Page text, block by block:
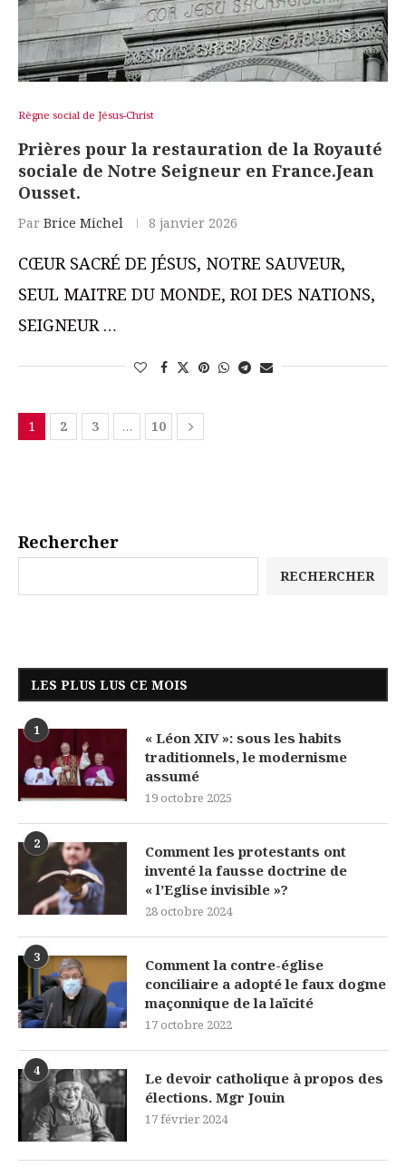
Règne social de Jésus-Christ
Prières pour la restauration de la Royauté
sociale de Notre Seigneur en France.Jean
Ousset.
Par Brice Michel 8 janvier 2026
CŒUR SACRÉ DE JÉSUS, NOTRE SAUVEUR,
SEUL MAITRE DU MONDE, ROI DES NATIONS,
SEIGNEUR …
1 2 3 … 10
Rechercher
RECHERCHER
LES PLUS LUS CE MOIS
1
« Léon XIV »: sous les habits
traditionnels, le modernisme
assumé
19 octobre 2025
2
Comment les protestants ont
inventé la fausse doctrine de
« l’Eglise invisible »?
28 octobre 2024
3
Comment la contre-église
conciliaire a adopté le faux dogme
maçonnique de la laïcité
17 octobre 2022
4
Le devoir catholique à propos des
élections. Mgr Jouin
17 février 2024